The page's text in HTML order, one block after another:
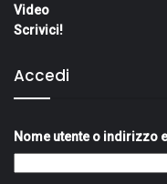
Video
Scrivici!
Accedi
Nome utente o indirizzo